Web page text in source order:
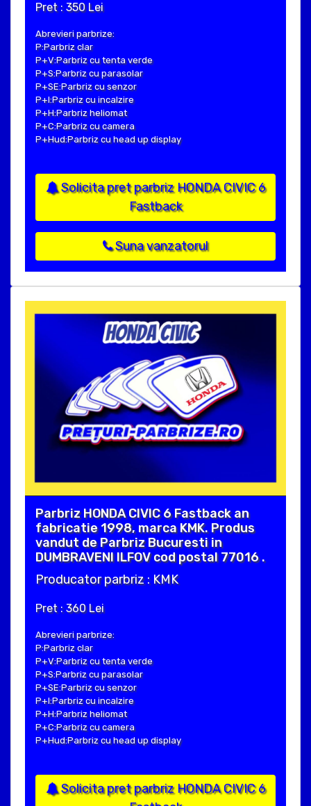
Pret : 350 Lei
Abrevieri parbrize:
P:Parbriz clar
P+V:Parbriz cu tenta verde
P+S:Parbriz cu parasolar
P+SE:Parbriz cu senzor
P+I:Parbriz cu incalzire
P+H:Parbriz heliomat
P+C:Parbriz cu camera
P+Hud:Parbriz cu head up display
Solicita pret parbriz HONDA CIVIC 6
Fastback
Suna vanzatorul
Parbriz HONDA CIVIC 6 Fastback an
fabricatie 1998, marca KMK. Produs
vandut de Parbriz Bucuresti in
DUMBRAVENI ILFOV cod postal 77016 .
Producator parbriz : KMK
Pret : 360 Lei
Abrevieri parbrize:
P:Parbriz clar
P+V:Parbriz cu tenta verde
P+S:Parbriz cu parasolar
P+SE:Parbriz cu senzor
P+I:Parbriz cu incalzire
P+H:Parbriz heliomat
P+C:Parbriz cu camera
P+Hud:Parbriz cu head up display
Solicita pret parbriz HONDA CIVIC 6